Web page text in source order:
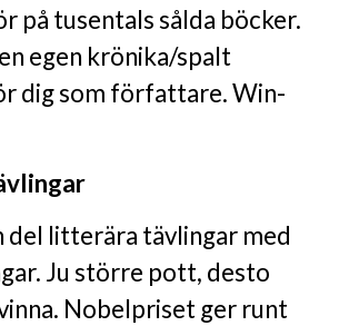
på tusentals sålda böcker.
egen krönika/spalt
dig som författare. Win-
del litterära tävlingar med
Ju större pott, desto
Nobelpriset ger runt